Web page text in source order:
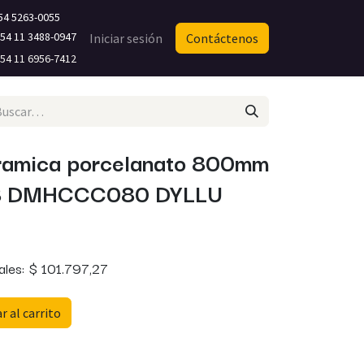
5263-0055
11 3488-0947​
11 6956-7412
Iniciar sesión Contáctenos
porcelanato 800mm
DMHCCC080 DYLLU
$ 101.797,27
al carrito